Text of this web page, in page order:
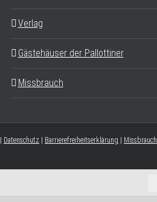
Verlag
Gästehäuser der Pallottiner
Missbrauch
Datenschutz Barrierefreiheitserklärung Missbrauch